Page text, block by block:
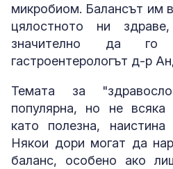
микробиом. Балансът им
цялостното ни
значително да го
гастроентерологът д-р
Темата за
популярна, но не всяка
като полезна, наистина
Някои дори могат да
баланс, особено ако